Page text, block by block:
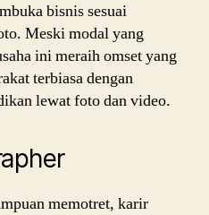
bisnis sesuai
Meski modal yang
ini meraih omset yang
terbiasa dengan
lewat foto dan video.
memotret, karir